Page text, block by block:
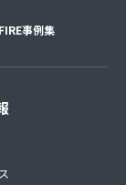
事例集